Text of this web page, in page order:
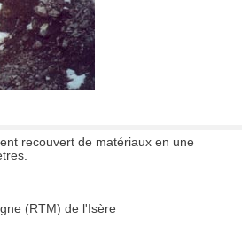
recouvert de matériaux en une
(RTM) de l'Isère